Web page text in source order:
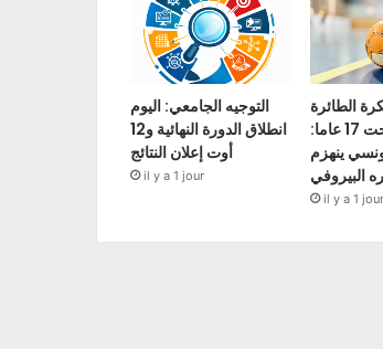
التوجيه الجامعي: اليوم
انطلاق الدورة النهائية و12
أوت إعلان النتائج
il y a 1 jour
الطائرة
فتيات تحت 17 عاما:
ينهزم
البيروفي
il y a 1 jour